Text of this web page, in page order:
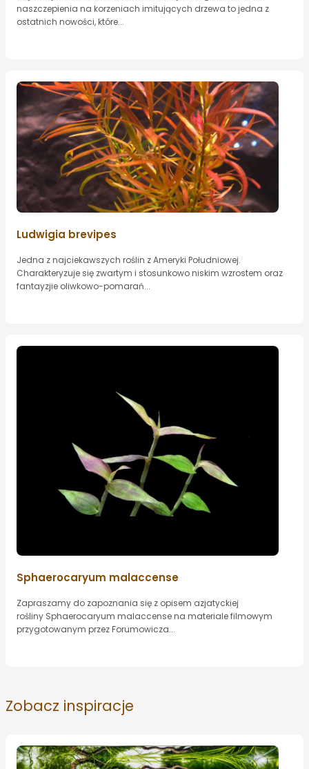
naszczepienia na korzeniach imitujących drzewa to jedna z
ostatnich nowości, które...
Ludwigia brevipes
Jedna z najciekawszych roślin z Ameryki Południowej.
Charakteryzuje się zwartym i stosunkowo niskim wzrostem oraz
fantayzjie oliwkowo-pomarań...
Sphaerocaryum malaccense
Zapraszamy do zapoznania się z opisem azjatyckiej
rośliny Sphaerocaryum malaccense na materiale filmowym
przygotowanym przez Forumowicza...
Zobacz inspiracje